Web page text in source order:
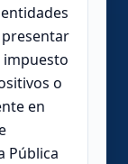
impuesto
o
en
Pública